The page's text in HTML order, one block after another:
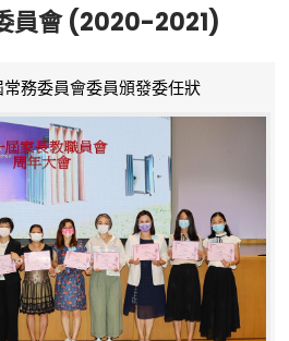
員會 (2020-2021)
務委員會委員頒發委任狀